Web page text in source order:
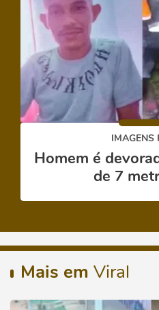
IMAGENS
Homem é
de 7
Mais em Viral